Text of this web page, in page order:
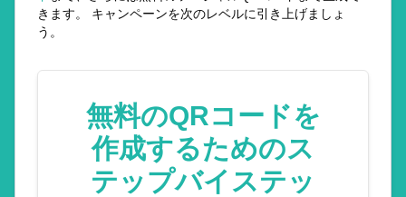
きます。 キャンペーンを次のレベルに引き上げましょ
う。
無料のQRコードを
作成するためのス
テップバイステッ